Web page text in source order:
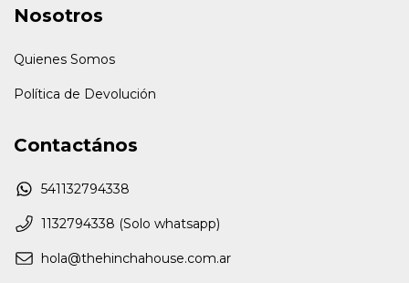
Nosotros
Quienes Somos
Política de Devolución
Contactános
541132794338
1132794338 (Solo whatsapp)
hola@thehinchahouse.com.ar